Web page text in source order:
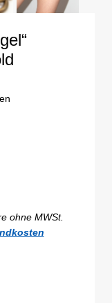
ohne MWSt.